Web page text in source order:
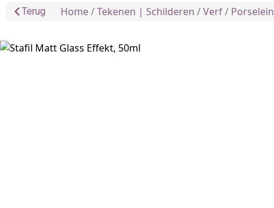
Terug Home/Tekenen | Schilderen /Verf/